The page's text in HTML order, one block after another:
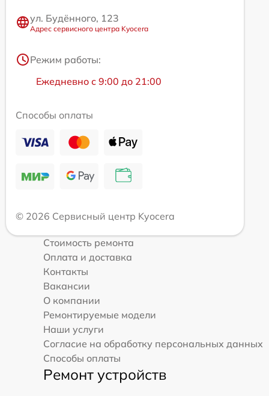
ул. Будённого, 123
Адрес сервисного центра Kyocera
Режим работы:
Ежедневно с 9:00 до 21:00
Способы оплаты
© 2026 Сервисный центр Kyocera
Стоимость ремонта
Оплата и доставка
Контакты
Вакансии
О компании
Ремонтируемые модели
Наши услуги
Согласие на обработку персональных данных
Способы оплаты
Ремонт устройств